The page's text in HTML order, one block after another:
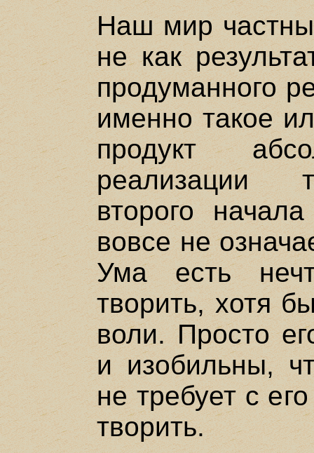
Наш мир
не как
продуманного
именно такое
продукт
реализации
второго
вовсе не
Ума есть
творить, хотя
воли. Просто
и изобильны,
не требует с
творить.